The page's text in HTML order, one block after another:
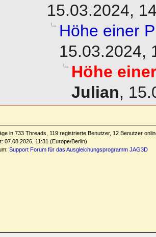
15.03.2024,
Höhe einer
15.03.2024,
Höhe
Julian,
in 733 Threads, 119 registrierte Benutzer, 12 Benutzer
07.08.2026, 11:31 (Europe/Berlin)
Support Forum für das Ausgleichungsprogramm JAG3D